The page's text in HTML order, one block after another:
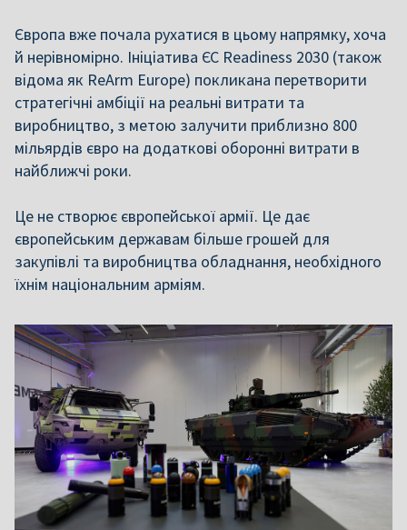
Європа вже почала рухатися в цьому напрямку, хоча
й нерівномірно. Ініціатива ЄС Readiness 2030 (також
відома як ReArm Europe) покликана перетворити
стратегічні амбіції на реальні витрати та
виробництво, з метою залучити приблизно 800
мільярдів євро на додаткові оборонні витрати в
найближчі роки.
Це не створює європейської армії. Це дає
європейським державам більше грошей для
закупівлі та виробництва обладнання, необхідного
їхнім національним арміям.